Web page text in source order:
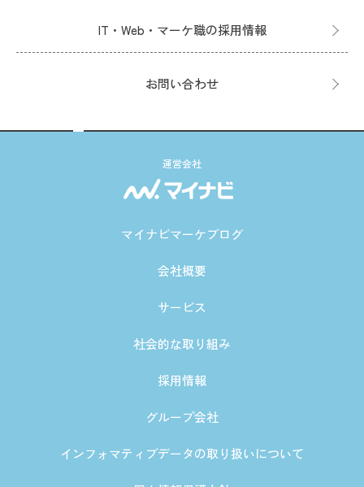
IT・Web・マーケ職の採用情報
お問い合わせ
運営会社
マイナビマーケブログ
会社概要
サービス
社会的な取り組み
採用情報
グループ会社
インフォマティブデータの取り扱いについて